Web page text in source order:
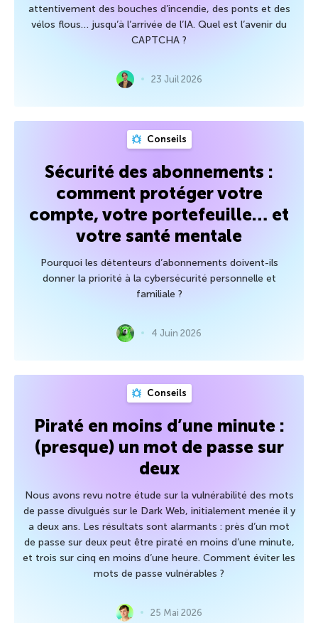
attentivement des bouches d’incendie, des ponts et des
vélos flous… jusqu’à l’arrivée de l’IA. Quel est l’avenir du
CAPTCHA ?
23 Juil 2026
Conseils
Sécurité des abonnements :
comment protéger votre
compte, votre portefeuille… et
votre santé mentale
Pourquoi les détenteurs d’abonnements doivent-ils
donner la priorité à la cybersécurité personnelle et
familiale ?
4 Juin 2026
Conseils
Piraté en moins d’une minute :
(presque) un mot de passe sur
deux
Nous avons revu notre étude sur la vulnérabilité des mots
de passe divulgués sur le Dark Web, initialement menée il y
a deux ans. Les résultats sont alarmants : près d’un mot
de passe sur deux peut être piraté en moins d’une minute,
et trois sur cinq en moins d’une heure. Comment éviter les
mots de passe vulnérables ?
25 Mai 2026